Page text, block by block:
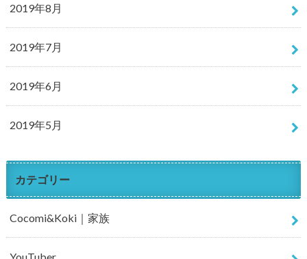
2019年8月
2019年7月
2019年6月
2019年5月
カテゴリー
Cocomi&Koki｜家族